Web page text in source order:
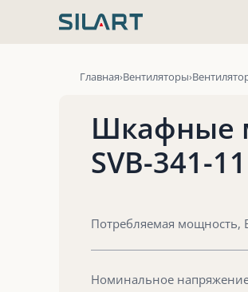
Главная Вентиляторы
Шкафные
SVB-341-11
Потребляемая мощность,
Номинальное